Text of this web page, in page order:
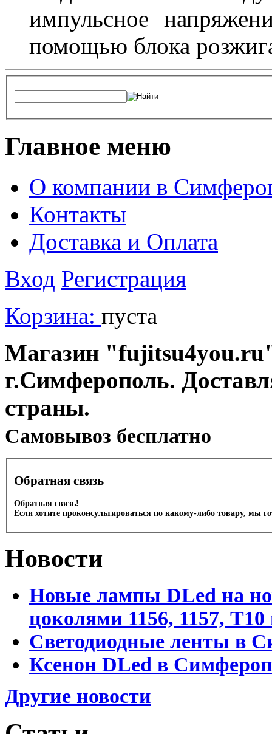
импульсное
помощью блока
Главное меню
О компании в
Контакты
Доставка и Оплата
Вход Регистрация
Корзина: пуста
Магазин
г.Симферополь.
страны.
Cамовывоз бесплатно
Обратная связь
Обратная связь!
Если хотите проконсультироваться по какому-либо товару, мы
Новости
Новые лампы DLed на
цоколями 1156, 1157,
Светодиодные ленты в
Ксенон DLed в
Другие новости